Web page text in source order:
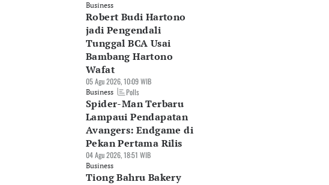
Business
Robert Budi Hartono
jadi Pengendali
Tunggal BCA Usai
Bambang Hartono
Wafat
05 Agu 2026, 10:09 WIB
Business Polls
Spider-Man Terbaru
Lampaui Pendapatan
Avangers: Endgame di
Pekan Pertama Rilis
04 Agu 2026, 18:51 WIB
Business
Tiong Bahru Bakery